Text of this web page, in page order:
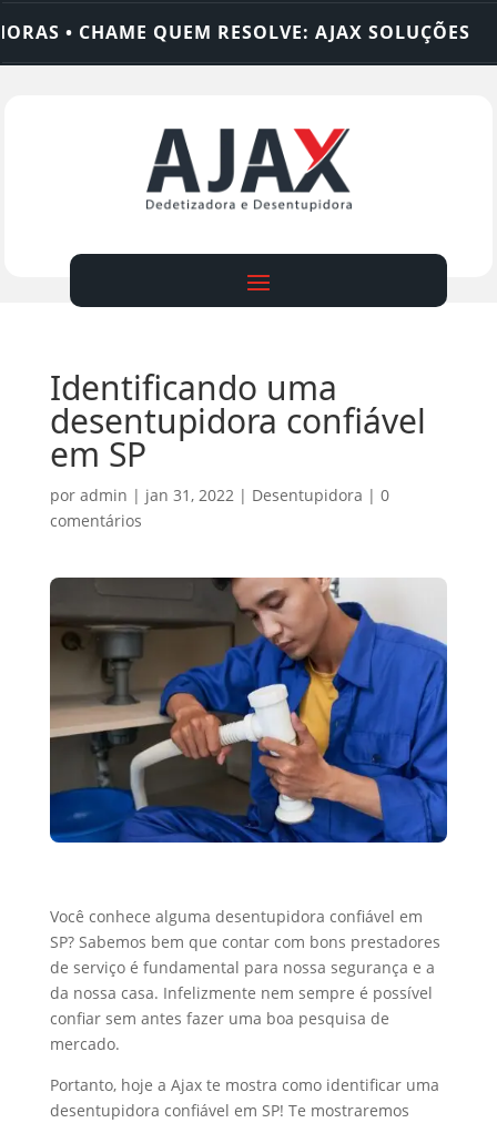
• CHAME QUEM RESOLVE: AJAX SOLUÇÕES
Identificando uma
desentupidora confiável
em SP
por admin | jan 31, 2022 | Desentupidora | 0
comentários
Você conhece alguma desentupidora confiável em
SP? Sabemos bem que contar com bons prestadores
de serviço é fundamental para nossa segurança e a
da nossa casa. Infelizmente nem sempre é possível
confiar sem antes fazer uma boa pesquisa de
mercado.
Portanto, hoje a Ajax te mostra como identificar uma
desentupidora confiável em SP! Te mostraremos